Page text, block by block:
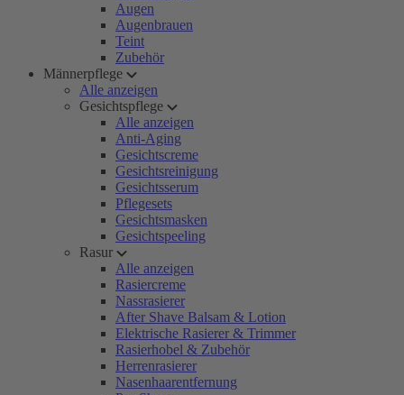
Augen
Augenbrauen
Teint
Zubehör
Männerpflege
Alle anzeigen
Gesichtspflege
Alle anzeigen
Anti-Aging
Gesichtscreme
Gesichtsreinigung
Gesichtsserum
Pflegesets
Gesichtsmasken
Gesichtspeeling
Rasur
Alle anzeigen
Rasiercreme
Nassrasierer
After Shave Balsam & Lotion
Elektrische Rasierer & Trimmer
Rasierhobel & Zubehör
Herrenrasierer
Nasenhaarentfernung